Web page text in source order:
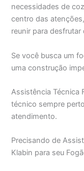
necessidades de
centro das
reunir para
Se você busca um
uma construção
Assistência Técnica
técnico sempre
atendimento.
Precisando de
Klabin para seu